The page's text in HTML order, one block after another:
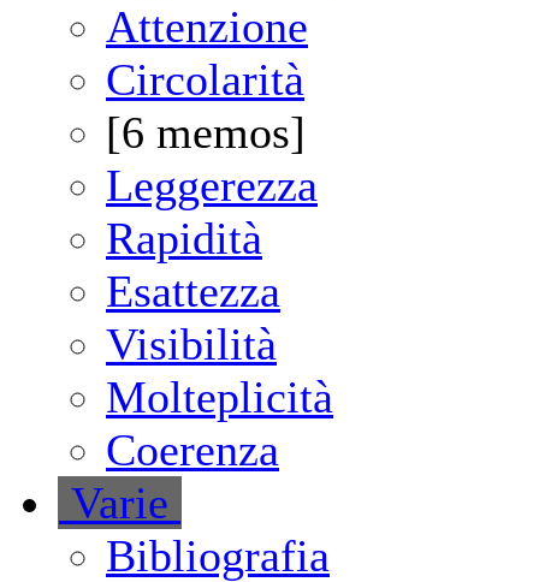
Attenzione
Circolarità
[6 memos]
Leggerezza
Rapidità
Esattezza
Visibilità
Molteplicità
Coerenza
Varie
Bibliografia